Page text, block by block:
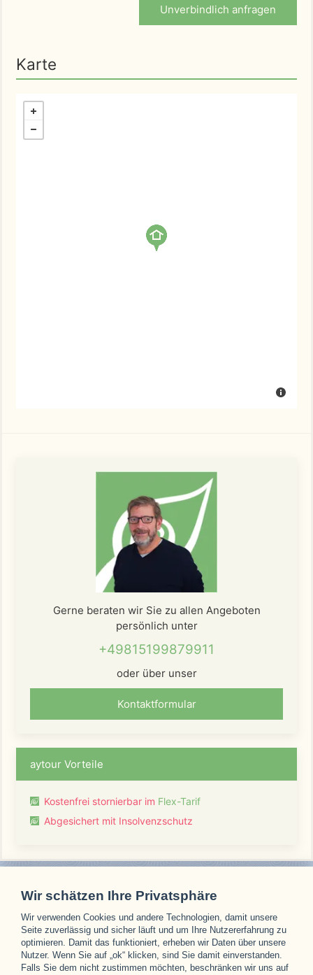
Unverbindlich anfragen
Karte
Gerne beraten wir Sie zu allen Angeboten
persönlich unter
+49815199879911
oder über unser
Kontaktformular
aytour Vorteile
Kostenfrei stornierbar im Flex-Tarif
Abgesichert mit Insolvenzschutz
Unsere Partner
Wir schätzen Ihre Privatsphäre
Wir verwenden Cookies und andere Technologien, damit unsere
Seite zuverlässig und sicher läuft und um Ihre Nutzererfahrung zu
optimieren. Damit das funktioniert, erheben wir Daten über unsere
Nutzer. Wenn Sie auf „ok“ klicken, sind Sie damit einverstanden.
Falls Sie dem nicht zustimmen möchten, beschränken wir uns auf